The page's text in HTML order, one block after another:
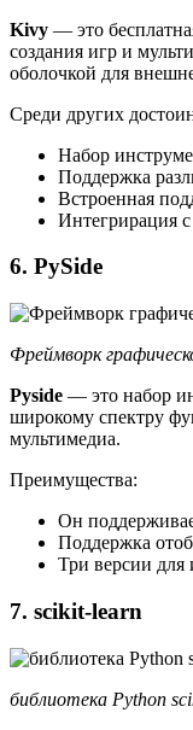
Kivy — это
создания игр и
оболочкой для
Среди других
Набор
Поддержка
Встроенная
Интегрирация
6. PySide
Фреймворк
Pyside — это набор
широкому спектру
мультимедиа.
Преимущества:
Он
Поддержка
Три версии для
7. scikit-learn
библиотека Python